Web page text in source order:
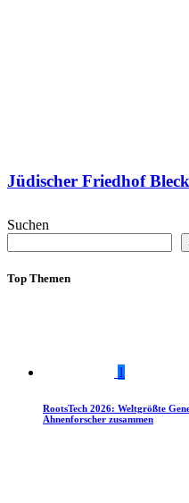
Jüdischer Friedhof
Suchen
Top Themen
1
RootsTech 2026: Weltgrößte
Ahnenforscher zusammen